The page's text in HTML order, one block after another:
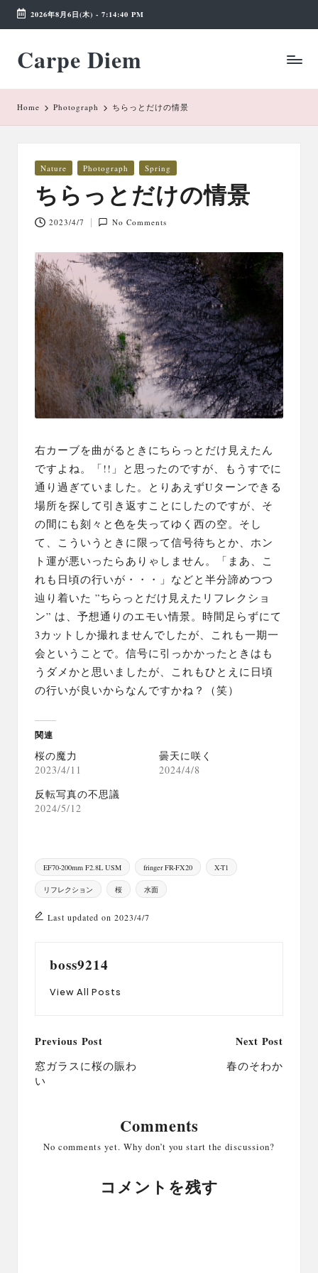
Skip
content
2026年8月6日(木) - 7:14:40 PM
Carpe Diem
Weekend
Wonderland
Home Photograph ちらっとだけの情景
Posted
Nature Photograph Spring
ちらっとだけの情景
2023/4/7 No Comments
右カーブを曲がるときにちらっとだけ見えたん
ですよね。「!!」と思ったのですが、もうすでに
通り過ぎていました。とりあえずUターンできる
場所を探して引き返すことにしたのですが、そ
の間にも刻々と色を失ってゆく西の空。そし
て、こういうときに限って信号待ちとか、ホン
ト運が悪いったらありゃしません。「まあ、こ
れも日頃の行いが・・・」などと半分諦めつつ
辿り着いた ”ちらっとだけ見えたリフレクショ
ン” は、予想通りのエモい情景。時間足らずにて
3カットしか撮れませんでしたが、これも一期一
会ということで。信号に引っかかったときはも
うダメかと思いましたが、これもひとえに日頃
の行いが良いからなんですかね？（笑）
関連
桜の魔力
2023/4/11
曇天に咲く
2024/4/8
反転写真の不思議
2024/5/12
Tags:
EF70-200mm F2.8L USM fringer FR-FX20 X-T1
リフレクション 桜 水面
Last updated on 2023/4/7
boss9214
View All Posts
Post
navigation
Previous Post
窓ガラスに桜の賑わ
い
Next Post
春のそわか
Comments
No comments yet. Why don’t you start the discussion?
コメントを残す